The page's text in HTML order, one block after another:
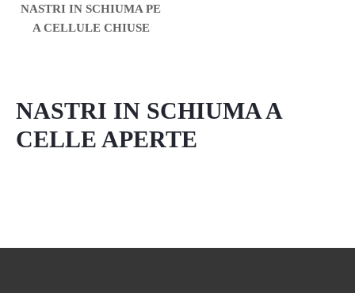
NASTRI IN SCHIUMA PE
A CELLULE CHIUSE
NASTRI IN SCHIUMA A
CELLE APERTE